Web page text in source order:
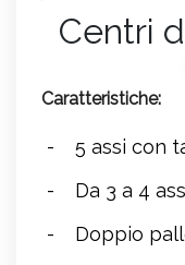
Centri
Caratteristiche:
5 assi con
Da 3 a 4
Doppio